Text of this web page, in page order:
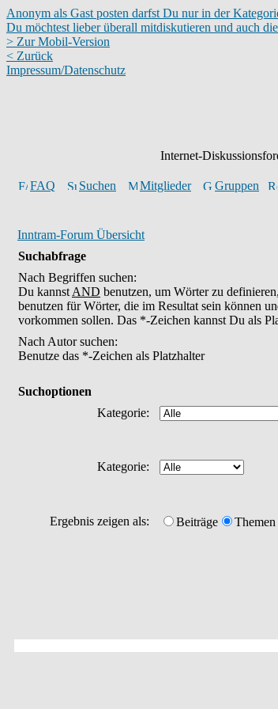
Anonym als Gast posten darfst Du nur in der
Du möchtest lieber überall mitdiskutieren und auch die
> Zur Mobil-Version
< Zurück
Impressum/Datenschutz
Internet-
FAQ Suchen Mitglieder Gruppen
Inntram-Forum Übersicht
Suchabfrage
Nach Begriffen suchen:
Du kannst AND benutzen, um Wörter zu
benutzen für Wörter, die im Resultat sein können
vorkommen sollen. Das *-Zeichen kannst Du als
Nach Autor suchen:
Benutze das *-Zeichen als Platzhalter
Suchoptionen
Kategorie:
Kategorie:
Ergebnis zeigen als:
Beiträge Themen